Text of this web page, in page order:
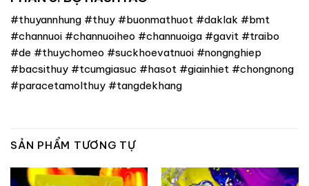
#thuyannhung #thuy #buonmathuot #daklak #bmt
#channuoi #channuoiheo #channuoiga #gavit #traibo
#de #thuychomeo #suckhoevatnuoi #nongnghiep
#bacsithuy #tcumgiasuc #hasot #giainhiet #chongnong
#paracetamolthuy #tangdekhang
SẢN PHẨM TƯƠNG TỰ